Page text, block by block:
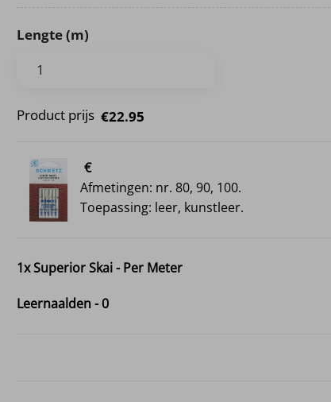
Lengte (m)
Product prijs €22.95
€
Afmetingen: nr. 80, 90, 100.
Toepassing: leer, kunstleer.
1xSuperior Skai - Per Meter
Leernaalden-0